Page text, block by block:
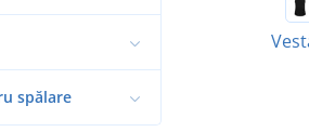
spălare